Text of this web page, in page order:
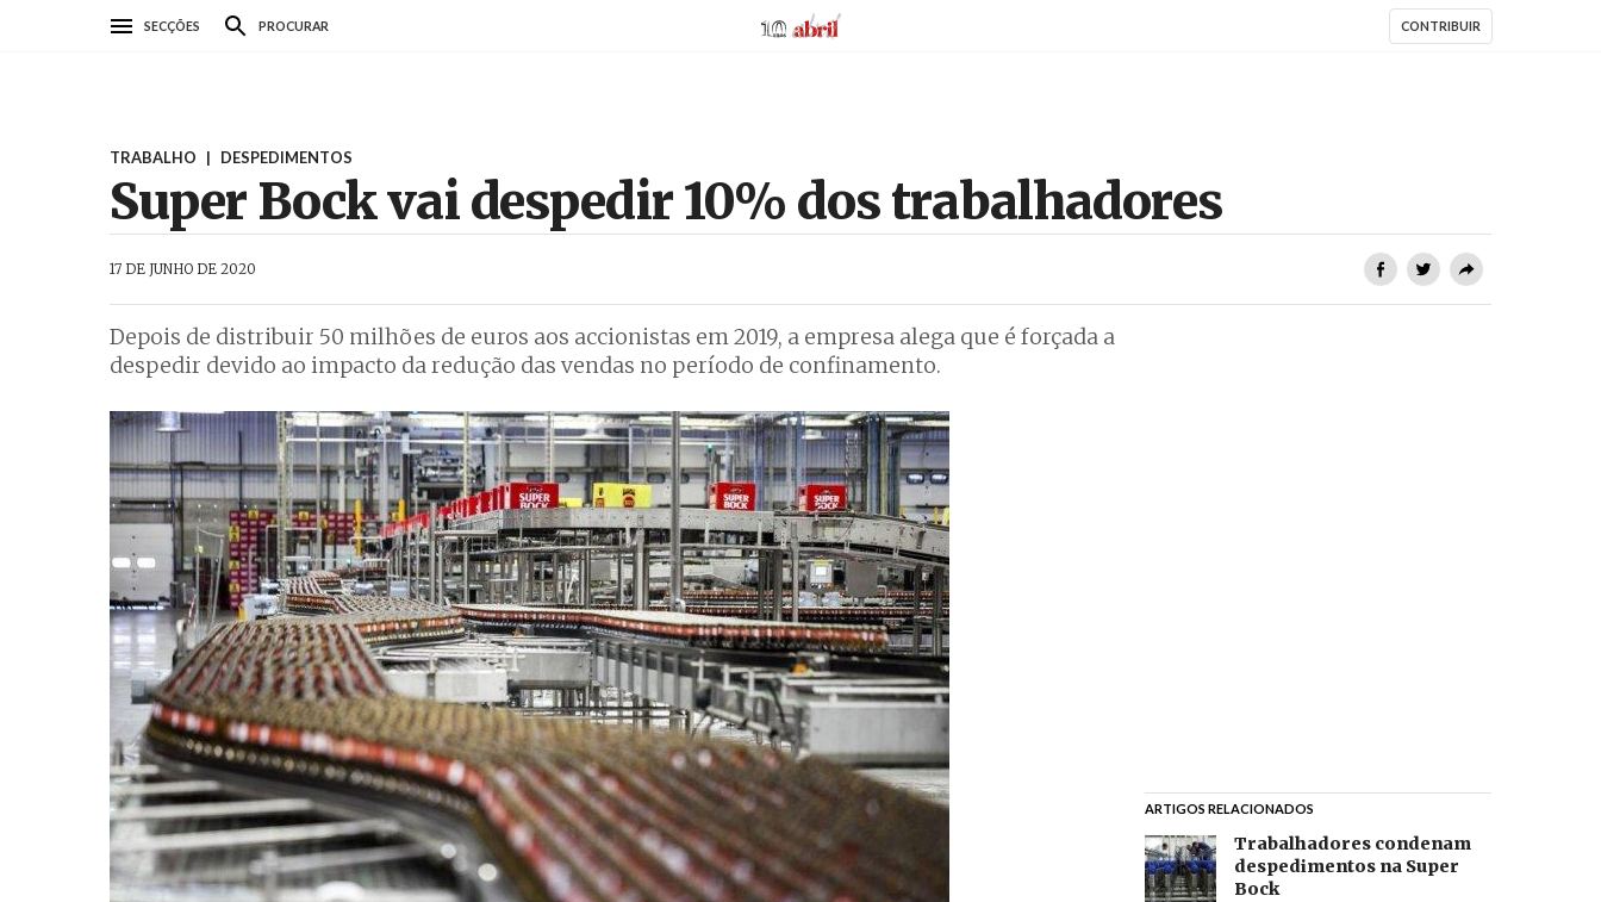
SECÇÕES PROCURAR AbrilAbril CONTRIBUIR
TRABALHO | DESPEDIMENTOS
Super Bock vai despedir 10% dos trabalhadores
17 DE JUNHO DE 2020
Depois de distribuir 50 milhões de euros aos accionistas em 2019, a empresa alega que é forçada a
despedir devido ao impacto da redução das vendas no período de confinamento.
ARTIGOS RELACIONADOS
Trabalhadores condenam
despedimentos na Super
Bock